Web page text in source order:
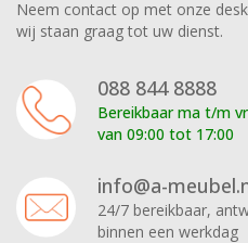
Neem contact op met onze
wij staan graag tot uw dienst.
088 844 8888
Bereikbaar ma t/m vr
van 09:00 tot 17:00
info@a-
24/7 bereikbaar,
binnen een werkdag